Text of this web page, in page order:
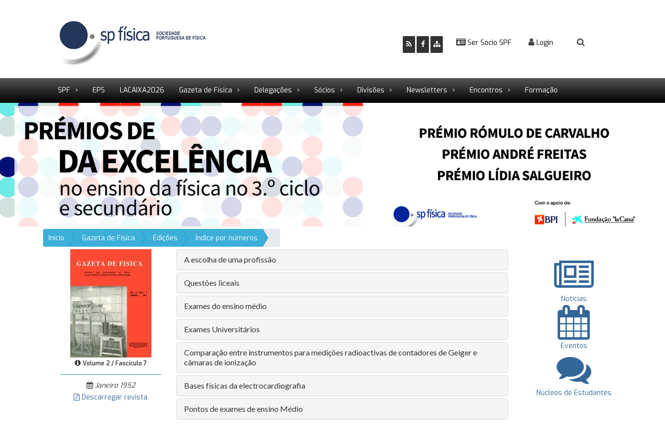
Ser Sócio SPF Login
SPF EPS LACAIXA2026 Gazeta de Física Delegações Sócios Divisões Newsletters Encontros Formação
Início Gazeta de Física Edições Índice por números
Volume 2 / Fascículo 7
Janeiro 1952
Descarregar revista
A escolha de uma profissão
Questões liceais
Exames do ensino médio
Exames Universitários
Comparação entre instrumentos para medições radioactivas de contadores de Geiger e
câmaras de ionização
Bases físicas da electrocardiografia
Pontos de exames de ensino Médio
Notícias
Eventos
Núcleos de Estudantes